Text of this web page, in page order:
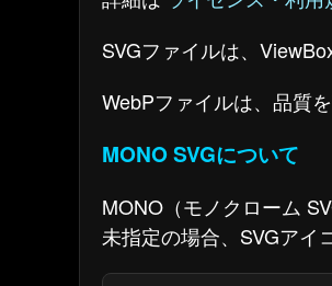
SVGファイルは、
WebPファイルは、品質
MONO SVGについて
MONO（モノクローム
未指定の場合、SVGアイ